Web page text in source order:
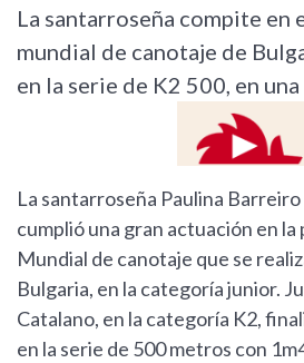
La santarroseña compite en
mundial de canotaje de
en la serie de K2 500, en
La santarroseña Paulina Barreiro
cumplió una gran actuación en
Mundial de canotaje que se
Bulgaria, en la categoría junior.
Catalano, en la categoría K2,
en la serie de 500 metros con